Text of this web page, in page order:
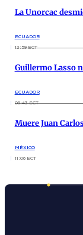
La Unorcac
ECUADOR
12:59 ECT
Guillermo Lasso
ECUADOR
09:43 ECT
Muere Juan
MÉXICO
11:06 ECT